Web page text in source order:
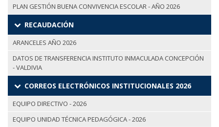
PLAN GESTIÓN BUENA CONVIVENCIA ESCOLAR - AÑO 2026
RECAUDACIÓN
ARANCELES AÑO 2026
DATOS DE TRANSFERENCIA INSTITUTO INMACULADA CONCEPCIÓN
- VALDIVIA
CORREOS ELECTRÓNICOS INSTITUCIONALES 2026
EQUIPO DIRECTIVO - 2026
EQUIPO UNIDAD TÉCNICA PEDAGÓGICA - 2026